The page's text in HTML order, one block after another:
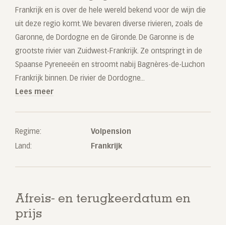
Frankrijk en is over de hele wereld bekend voor de wijn die
uit deze regio komt. We bevaren diverse rivieren, zoals de
Garonne, de Dordogne en de Gironde. De Garonne is de
grootste rivier van Zuidwest-Frankrijk. Ze ontspringt in de
Spaanse Pyreneeën en stroomt nabij Bagnères-de-Luchon
Frankrijk binnen. De rivier de Dordogne...
Lees meer
Regime: Volpension
Land: Frankrijk
Afreis- en terugkeerdatum en
prijs